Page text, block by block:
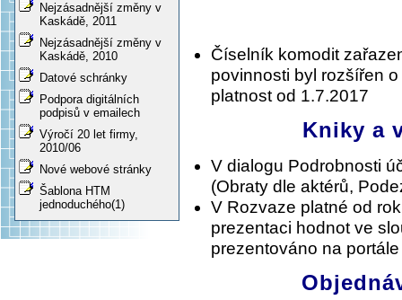
Nejzásadnější změny v
Kaskádě, 2011
Nejzásadnější změny v
Kaskádě, 2010
Datové schránky
Podpora digitálních
podpisů v emailech
Výročí 20 let firmy,
2010/06
Nové webové stránky
Šablona HTM
jednoduchého(1)
Číselník komodit
povinnosti byl rozšířen
platnost od 1.7.2017
Kniky a
V dialogu Podrobnosti
(Obraty dle aktérů,
V Rozvaze platné od
prezentaci hodnot ve
prezentováno na